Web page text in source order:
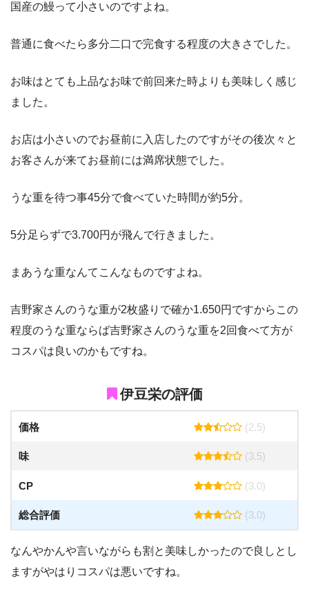
国産の鰻って小さいのですよね。
普通に食べたら多分二口で完食する程度の大きさでした。
お味はとても上品なお味で前回来た時よりも美味しく感じ
ました。
お店は小さいのでお昼前に入店したのですがその後次々と
お客さんが来てお昼前には満席状態でした。
うな重を待つ事45分で食べていた時間が約5分。
5分足らずで3.700円が飛んで行きました。
まあうな重なんてこんなものですよね。
吉野家さんのうな重が2枚盛りで確か1.650円ですからこの
程度のうな重ならば吉野家さんのうな重を2回食べて方が
コスパは良いのかもですね。
伊豆栄の評価
価格 (2.5)
味 (3.5)
CP (3.0)
総合評価 (3.0)
なんやかんや言いながらも割と美味しかったので良しとし
ますがやはりコスパは悪いですね。